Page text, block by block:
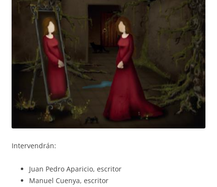
Intervendrán:
Juan Pedro Aparicio, escritor
Manuel Cuenya, escritor